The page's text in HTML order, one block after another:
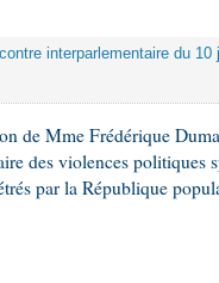
interparlementaire du
de Mme Frédérique
des violences politiques
par la République